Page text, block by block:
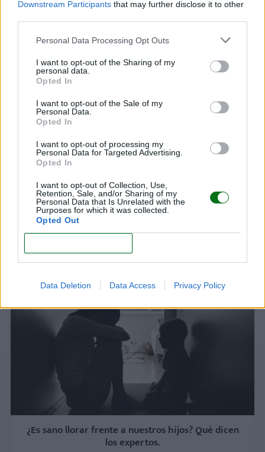
Downstream Participants that may further disclose it to other
Personal Data Processing Opt Outs
I want to opt-out of the Sharing of my
personal data.
Opted In
I want to opt-out of the Sale of my
Personal Data.
Opted In
I want to opt-out of processing my
Personal Data for Targeted Advertising.
Opted In
I want to opt-out of Collection, Use,
Retention, Sale, and/or Sharing of my
Personal Data that Is Unrelated with the
Purposes for which it was collected.
Opted Out
Data Deletion Data Access Privacy Policy
y liberarte de él
Salud mental de madres con hijos con
discapacidad
¿Es sano llorar frente a nuestros hijos? Qué dicen
los expertos.